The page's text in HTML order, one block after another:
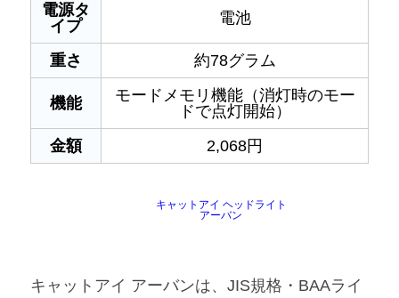
電源タ
イプ
電池
重さ 約78グラム
機能
モードメモリ機能（消灯時のモー
ドで点灯開始）
金額
2,068円
キャットアイ ヘッドライト
アーバン
キャットアイ アーバンは、JIS規格・BAAライ